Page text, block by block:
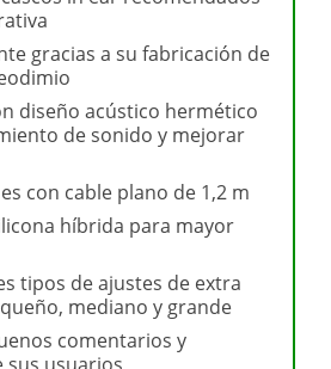
gracias a su fabricación de
diseño acústico hermético
de sonido y mejorar
con cable plano de 1,2 m
híbrida para mayor
tipos de ajustes de extra
mediano y grande
comentarios y
sus usuarios